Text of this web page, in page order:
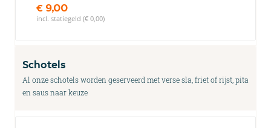
€ 9,00
incl. statiegeld (€ 0,00)
Schotels
Al onze schotels worden geserveerd met verse sla, friet of rijst, pita
en saus naar keuze